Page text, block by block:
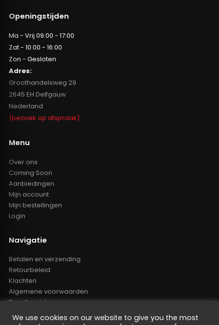
Openingstijden
Ma - Vrij 09:00 - 17:00
Zat - 10:00 - 16:00
Zon - Gesloten
Adres:
Groothandelsweg 29
2645 EH Delfgauw
Nederland
(bezoek op afspraak)
Menu
Over ons
Coming Soon
Aanbiedingen
Mijn account
Mijn bestellingen
Login
Navigatie
Betalen en verzending
Retourbeleid
Klachten
Algemene voorwaarden
Resellers inlog
Reseller worden
We use cookies on our website to give you the most